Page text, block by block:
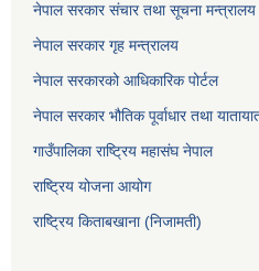
नेपाल सरकार संचार तथा सूचना मन्त्रालय
नेपाल सरकार गृह मन्त्रालय
नेपाल सरकारको आधिकारिक पोर्टल
नेपाल सरकार भौतिक पूर्वाधार तथा
गाउँपालिका राष्ट्रिय महासंघ नेपाल
राष्ट्रिय योजना आयोग
राष्ट्रिय किताबखाना (निजामती)